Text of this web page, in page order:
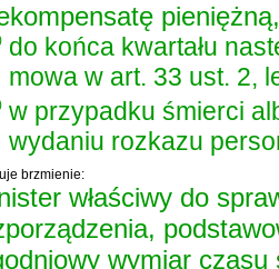
do końca kwartału
mowa w art. 33 ust. 2,
w przypadku śmierci
wydaniu rozkazu
brzmienie:
właściwy do
wymiar czasu